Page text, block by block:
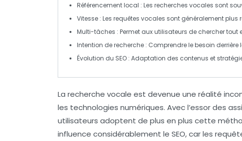
Référencement local : Les recherches vocales sont
Vitesse : Les requêtes vocales sont généralement plus
Multi-tâches : Permet aux utilisateurs de chercher
Intention de recherche : Comprendre le besoin
Évolution du SEO : Adaptation des contenus et
La recherche vocale est devenue une réalité
les technologies numériques. Avec l’essor des
utilisateurs adoptent de plus en plus cette
influence considérablement le SEO, car les